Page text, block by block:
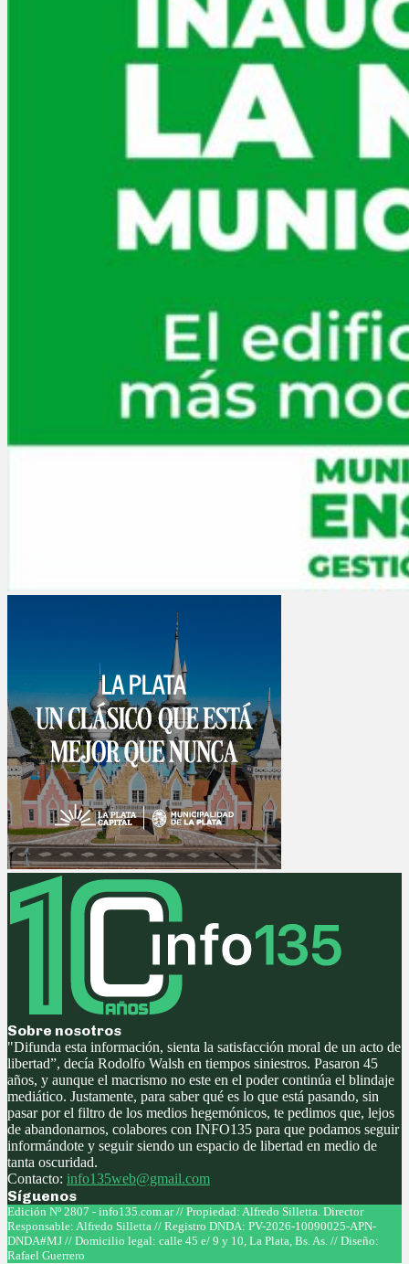
Sobre nosotros
"Difunda esta información, sienta la satisfacción moral de un acto de
libertad”, decía Rodolfo Walsh en tiempos siniestros. Pasaron 45
años, y aunque el macrismo no este en el poder continúa el blindaje
mediático. Justamente, para saber qué es lo que está pasando, sin
pasar por el filtro de los medios hegemónicos, te pedimos que, lejos
de abandonarnos, colabores con INFO135 para que podamos seguir
informándote y seguir siendo un espacio de libertad en medio de
tanta oscuridad.
Contacto: info135web@gmail.com
Síguenos
Facebook
Twitter
Instagram
Youtube
Edición Nº 2807 - info135.com.ar // Propiedad: Alfredo Silletta. Director
Responsable: Alfredo Silletta // Registro DNDA: PV-2026-10090025-APN-
DNDA#MJ // Domicilio legal: calle 45 e/ 9 y 10, La Plata, Bs. As. // Diseño:
Rafael Guerrero